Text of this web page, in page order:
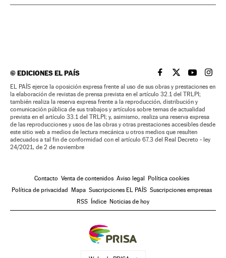
©EDICIONES EL PAÍS EL PAÍS BRASIL EN
EL PAÍSEL PAÍS
EL
EL PAÍS ejerce la oposición expresa frente al uso de sus obras y prestaciones en
la elaboración de revistas de prensa prevista en el artículo 32.1 del TRLPI;
también realiza la reserva expresa frente a la reproducción, distribución y
comunicación pública de sus trabajos y artículos sobre temas de actualidad
prevista en el artículo 33.1 del TRLPI; y, asimismo, realiza una reserva expresa
de las reproducciones y usos de las obras y otras prestaciones accesibles desde
este sitio web a medios de lectura mecánica u otros medios que resulten
adecuados a tal fin de conformidad con el artículo 67.3 del Real Decreto - ley
24/2021, de 2 de noviembre
Contacto Venta de contenidos Aviso legal Política cookies
Política de privacidad Mapa Suscripciones EL PAÍS Suscripciones empresas
RSS Índice Noticias de hoy